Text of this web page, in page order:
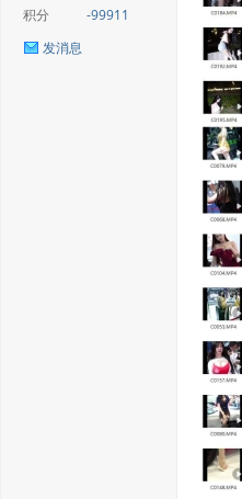
积分
-99911
发消息